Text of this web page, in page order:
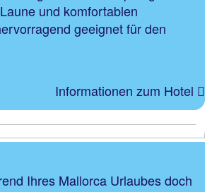
und komfortablen
geeignet für den
Informationen zum Hotel
Ihres Mallorca Urlaubes doch